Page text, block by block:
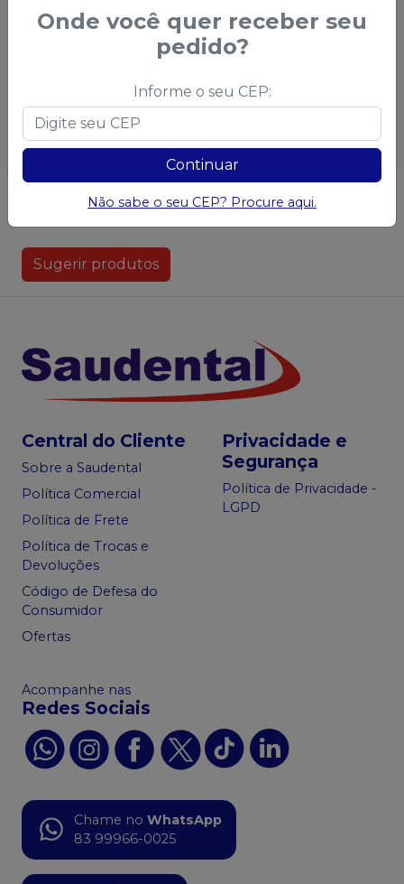
Qtd:
carrinho
Qtd
Ver opções
Não achou algum produto? Sugira para a
Sugerir produtos
Central do Cliente
Sobre a Saudental
Política Comercial
Política de Frete
Política de Trocas e
Devoluções
Código de Defesa do
Consumidor
Ofertas
Privacidade e
Segurança
Política de Privacidade -
LGPD
Acompanhe nas
Redes Sociais
Chame no WhatsApp
83 99966-0025
Onde você quer receber seu
pedido?
Informe o seu CEP:
Continuar
Não sabe o seu CEP? Procure aqui.